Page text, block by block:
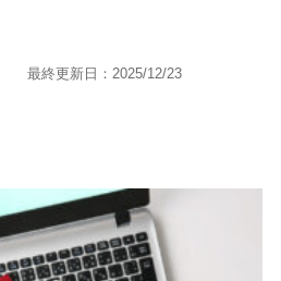
最終更新日： 2025/12/23